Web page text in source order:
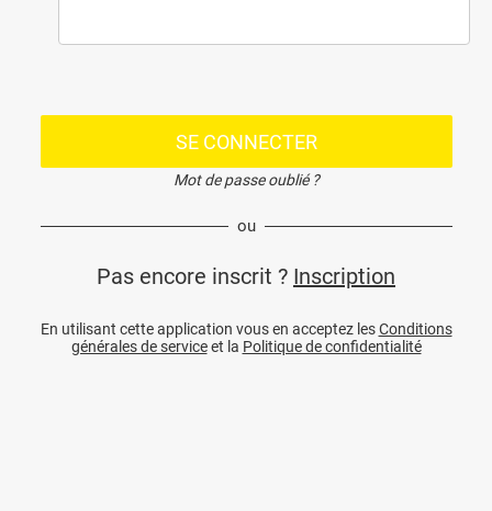
SE CONNECTER
Mot de passe oublié ?
ou
Pas encore inscrit ? Inscription
En utilisant cette application vous en acceptez lesConditions
générales de serviceet la Politique de confidentialité